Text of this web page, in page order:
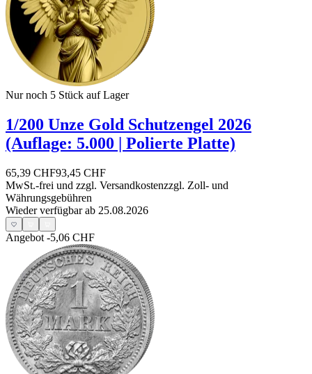
Nur noch 5 Stück auf Lager
1/200 Unze Gold Schutzengel 2026
(Auflage: 5.000 | Polierte Platte)
65,39 CHF93,45 CHF
MwSt.-frei und zzgl. Versandkostenzzgl. Zoll- und
Währungsgebühren
Wieder verfügbar ab 25.08.2026
Angebot -5,06 CHF